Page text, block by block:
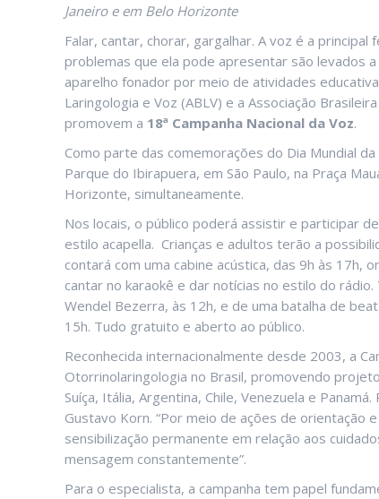
Janeiro e em Belo Horizonte
Falar, cantar, chorar, gargalhar. A voz é a
problemas que ela pode apresentar são levados
aparelho fonador por meio de atividades
Laringologia e Voz (ABLV) e a Associação
promovem a 18ª Campanha Nacional da Voz.
Como parte das comemorações do Dia Mundial
Parque do Ibirapuera, em São Paulo, na Praça
Horizonte, simultaneamente.
Nos locais, o público poderá assistir e participar
estilo acapella. Crianças e adultos terão a
contará com uma cabine acústica, das 9h às
cantar no karaokê e dar notícias no estilo do
Wendel Bezerra, às 12h, e de uma batalha de
15h. Tudo gratuito e aberto ao público.
Reconhecida internacionalmente desde 2003, a
Otorrinolaringologia no Brasil, promovendo
Suíça, Itália, Argentina, Chile, Venezuela e
Gustavo Korn. “Por meio de ações de orientação
sensibilização permanente em relação aos
mensagem constantemente”.
Para o especialista, a campanha tem papel